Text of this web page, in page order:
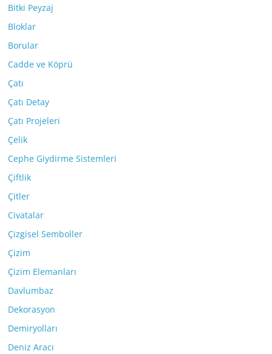
Bitki Peyzaj
Bloklar
Borular
Cadde ve Köprü
Çatı
Çatı Detay
Çatı Projeleri
Çelik
Cephe Giydirme Sistemleri
Çiftlik
Çitler
Civatalar
Çizgisel Semboller
Çizim
Çizim Elemanları
Davlumbaz
Dekorasyon
Demiryolları
Deniz Aracı